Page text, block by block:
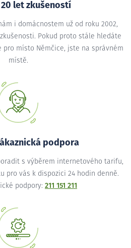
20 let zkušeností
i domácnostem už od roku 2002,
Pokud proto stále hledáte
místo Němčice, jste na správném
místě.
podpora
s výběrem internetového tarifu,
pro vás k dispozici 24 hodin denně.
podpory: 211 151 211